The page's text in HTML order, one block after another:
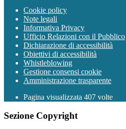
Cookie policy
Note legali
Informativa Privacy
Ufficio Relazioni con il Pubblico
Dichiarazione di accessibilità
Obiettivi di accessibilità
Whistleblowing
Gestione consensi cookie
Amministrazione trasparente
Pagina visualizzata 407 volte
Sezione Copyright